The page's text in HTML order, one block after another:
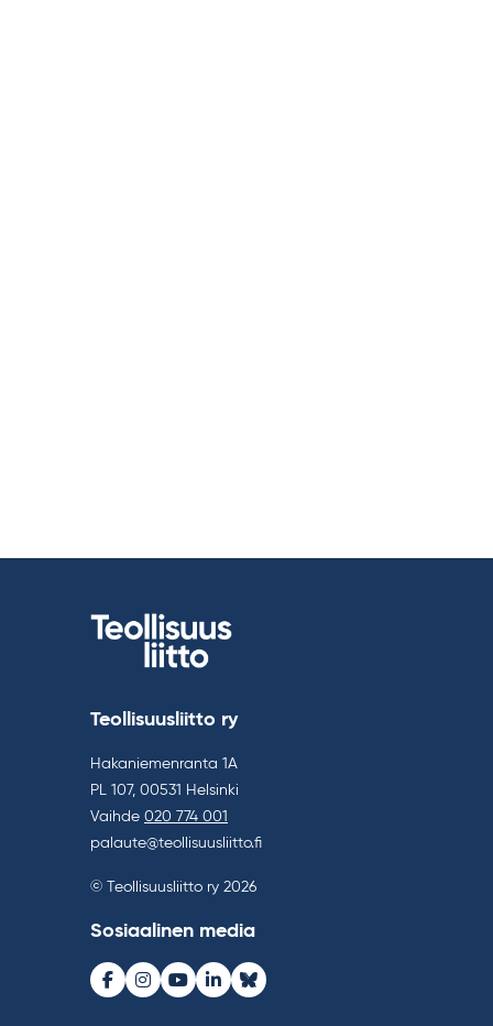
Teollisuusliitto ry
Hakaniemenranta 1A
PL 107, 00531 Helsinki
Vaihde 020 774 001
palaute@teollisuusliitto.fi
© Teollisuusliitto ry 2026
Sosiaalinen media
Facebook
Instagram
Youtube
LinkedInBluesky